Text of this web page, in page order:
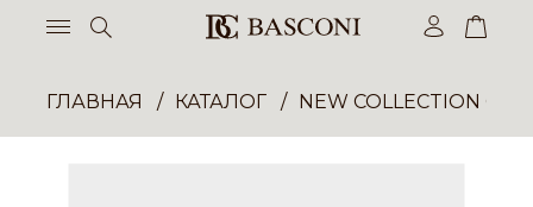
ГЛАВНАЯ КАТАЛОГ NEW COLLECTION